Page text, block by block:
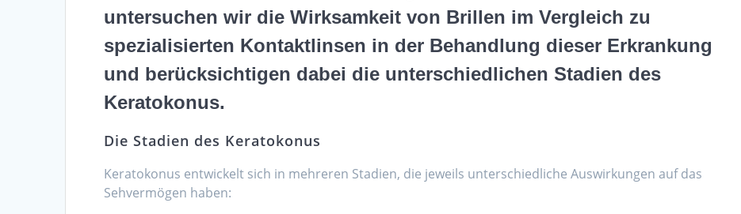
untersuchen wir die Wirksamkeit von Brillen im Vergleich zu
spezialisierten Kontaktlinsen in der Behandlung dieser Erkrankung
und berücksichtigen dabei die unterschiedlichen Stadien des
Keratokonus.
Die Stadien des Keratokonus
Keratokonus entwickelt sich in mehreren Stadien, die jeweils unterschiedliche Auswirkungen auf das
Sehvermögen haben: